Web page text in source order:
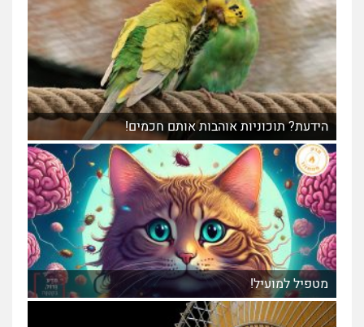
הידעת? תוכוניות אוהבות אותם חכמים!
מטפיל למועיל!